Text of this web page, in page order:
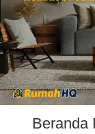
Beranda